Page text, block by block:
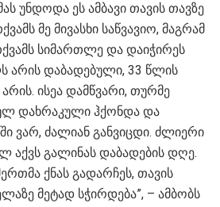
უნდოდა ეს ამბავი თავის თავზე
მე მივასხი საწვავიო, მაგრამ
სიმართლე და დაიჭირეს
არის დაბადებული, 33 წლის
ისეა დამწვარი, თურმე
დახრაკული ჰქონდა და
ვარ, ძალიან განვიცდი. ძლიერი
აქვს გალინას დაბადების დღე.
ქნას გადარჩეს, თავის
მეტად სჭირდება”, – ამბობს